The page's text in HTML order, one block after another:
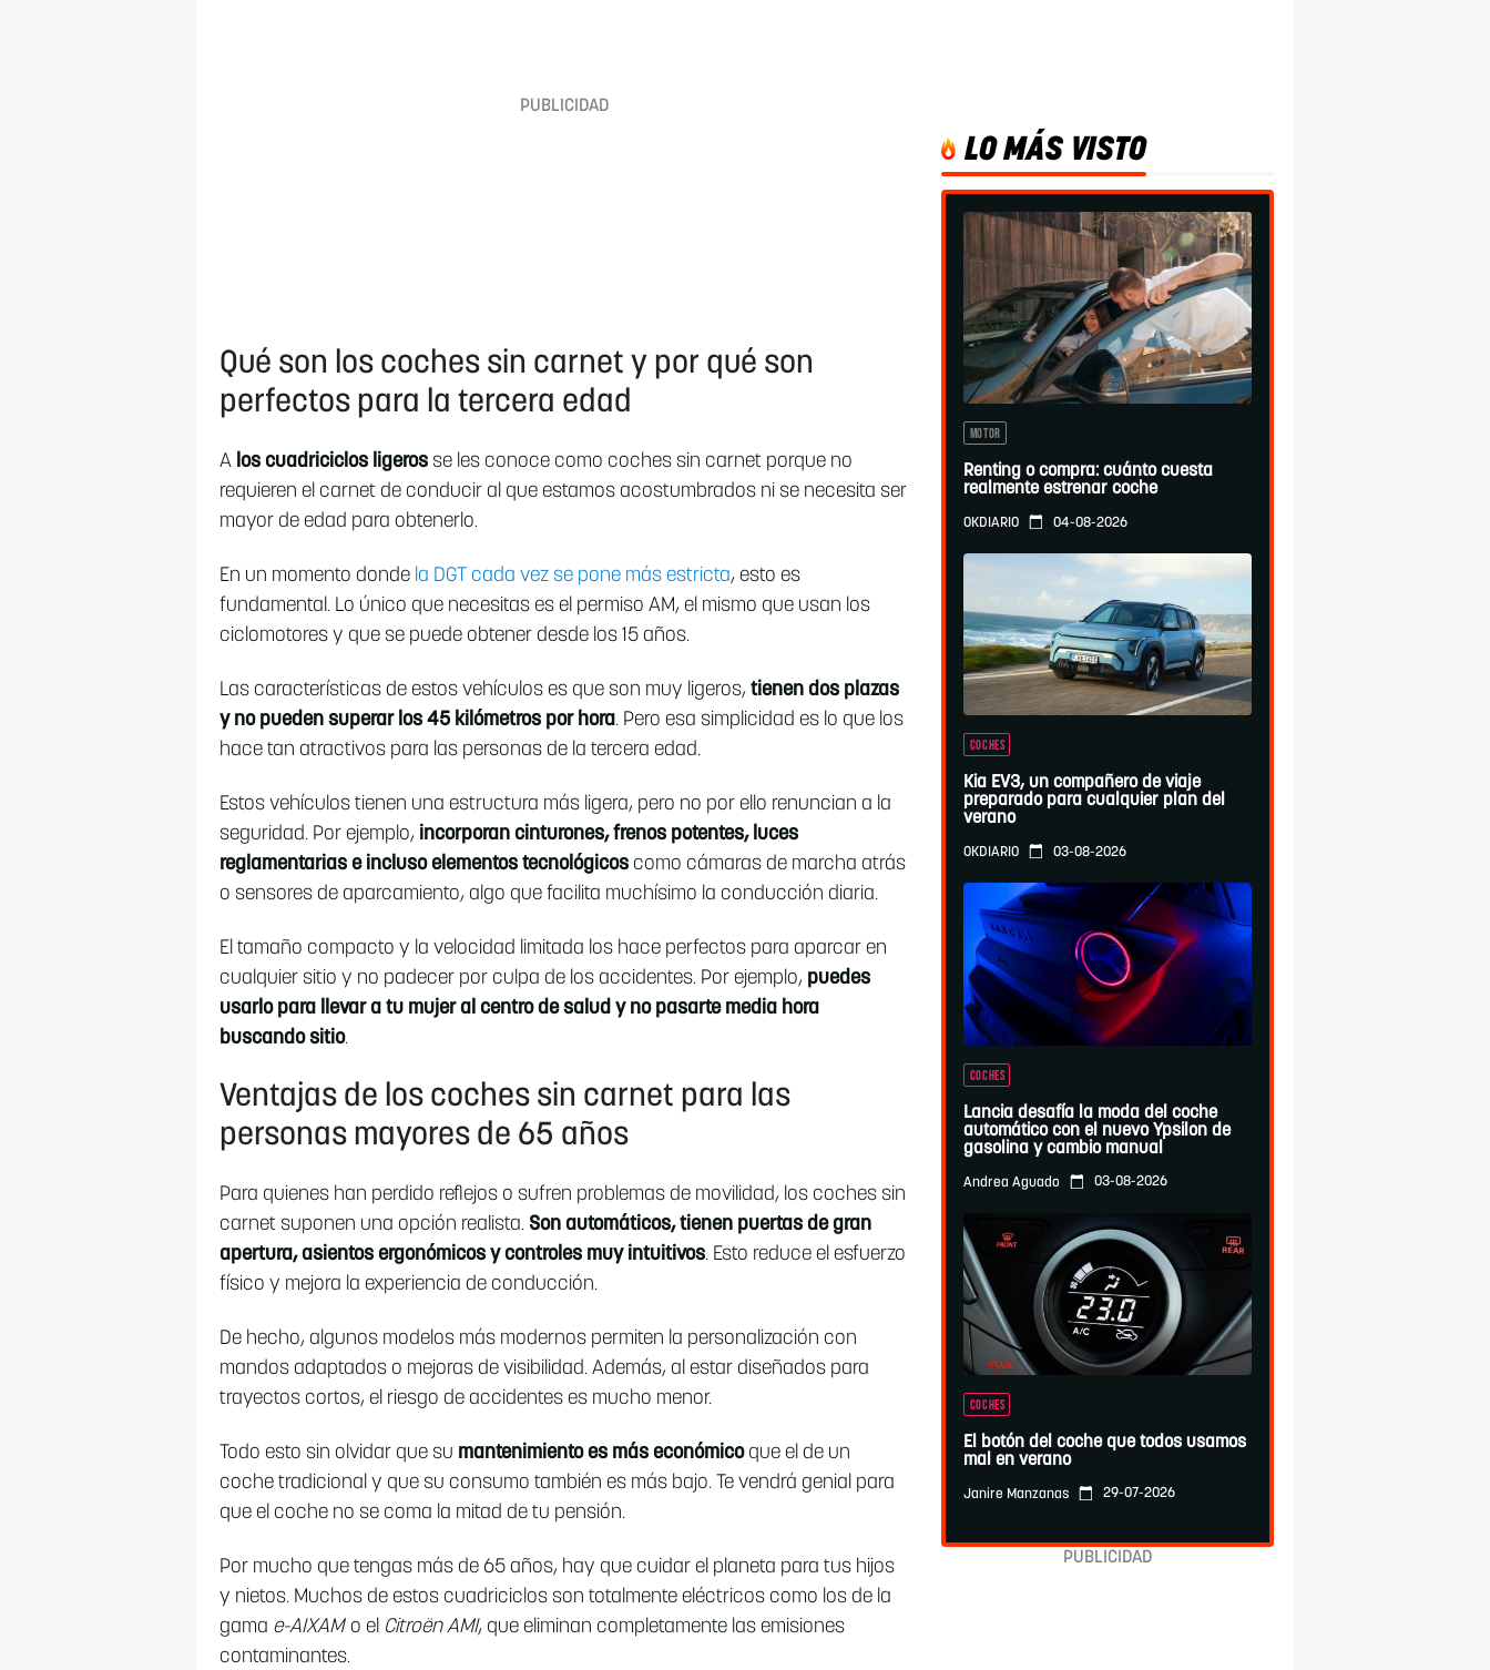
Qué son los coches sin carnet y por qué son
perfectos para la tercera edad
A los cuadriciclos ligeros se les conoce como coches sin carnet porque no
requieren el carnet de conducir al que estamos acostumbrados ni se necesita ser
mayor de edad para obtenerlo.
En un momento donde la DGT cada vez se pone más estricta, esto es
fundamental. Lo único que necesitas es el permiso AM, el mismo que usan los
ciclomotores y que se puede obtener desde los 15 años.
Las características de estos vehículos es que son muy ligeros, tienen dos plazas
y no pueden superar los 45 kilómetros por hora. Pero esa simplicidad es lo que los
hace tan atractivos para las personas de la tercera edad.
Estos vehículos tienen una estructura más ligera, pero no por ello renuncian a la
seguridad. Por ejemplo, incorporan cinturones, frenos potentes, luces
reglamentarias e incluso elementos tecnológicos como cámaras de marcha atrás
o sensores de aparcamiento, algo que facilita muchísimo la conducción diaria.
El tamaño compacto y la velocidad limitada los hace perfectos para aparcar en
cualquier sitio y no padecer por culpa de los accidentes. Por ejemplo, puedes
usarlo para llevar a tu mujer al centro de salud y no pasarte media hora
buscando sitio.
Ventajas de los coches sin carnet para las
personas mayores de 65 años
Para quienes han perdido reflejos o sufren problemas de movilidad, los coches sin
carnet suponen una opción realista. Son automáticos, tienen puertas de gran
apertura, asientos ergonómicos y controles muy intuitivos. Esto reduce el esfuerzo
físico y mejora la experiencia de conducción.
De hecho, algunos modelos más modernos permiten la personalización con
mandos adaptados o mejoras de visibilidad. Además, al estar diseñados para
trayectos cortos, el riesgo de accidentes es mucho menor.
Todo esto sin olvidar que su mantenimiento es más económicoque el de un
coche tradicional y que su consumo también es más bajo. Te vendrá genial para
que el coche no se coma la mitad de tu pensión.
Por mucho que tengas más de 65 años, hay que cuidar el planeta para tus hijos
y nietos. Muchos de estos cuadriciclos son totalmente eléctricos como los de la
gama e-AIXAMo el Citroën AMI, que eliminan completamente las emisiones
contaminantes.
LO MÁS VISTO
MOTOR
Renting o compra: cuánto cuesta
realmente estrenar coche
OKDIARIO 04-08-2026
COCHES
Kia EV3, un compañero de viaje
preparado para cualquier plan del
verano
OKDIARIO 03-08-2026
COCHES
Lancia desafía la moda del coche
automático con el nuevo Ypsilon de
gasolina y cambio manual
Andrea Aguado 03-08-2026
COCHES
El botón del coche que todos usamos
mal en verano
Janire Manzanas 29-07-2026